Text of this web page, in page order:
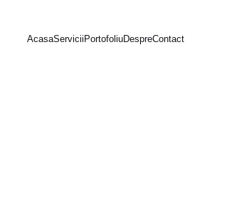
AcasaServicii PortofoliuDespreContact